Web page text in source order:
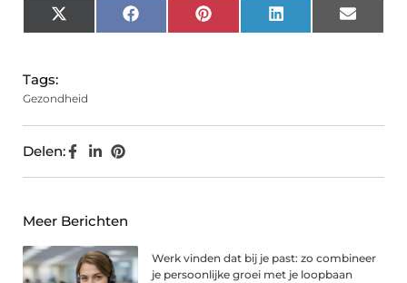
X
(Twitter)
FacebookPinterest LinkedIn Email
Tags:
Gezondheid
Delen:
Meer Berichten
Werk vinden dat bij je past: zo combineer
je persoonlijke groei met je loopbaan